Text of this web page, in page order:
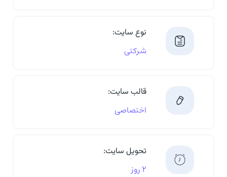
نوع سایت:
شرکتی
قالب سایت:
اختصاصی
تحویل سایت:
۲ روز